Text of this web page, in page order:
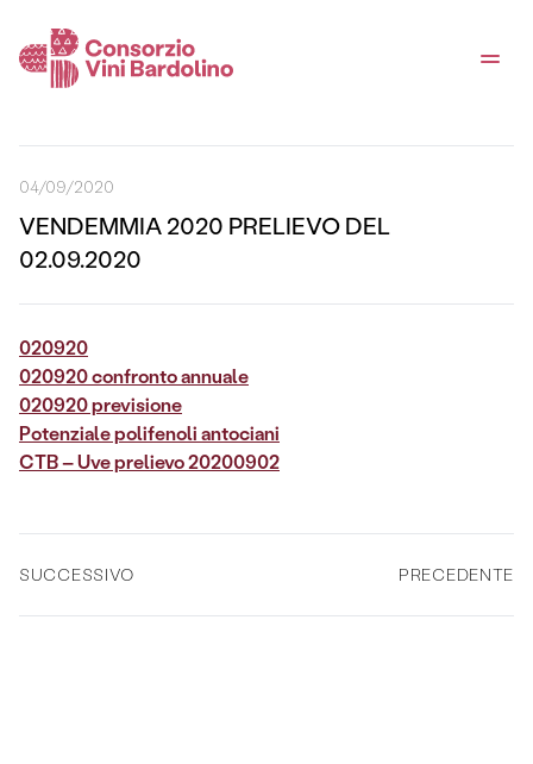
04/09/2020
VENDEMMIA 2020 PRELIEVO DEL
02.09.2020
020920
020920 confronto annuale
020920 previsione
Potenziale polifenoli antociani
CTB – Uve prelievo 20200902
SUCCESSIVO PRECEDENTE